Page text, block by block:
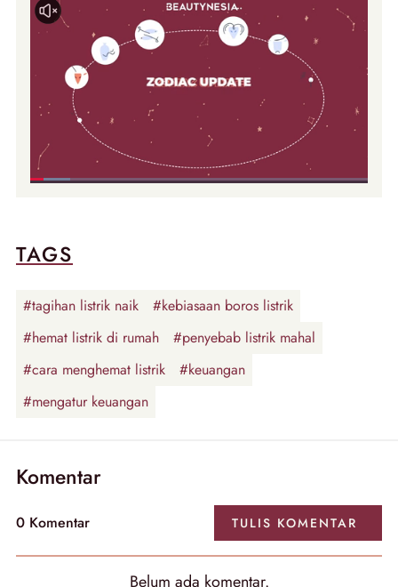
TAGS
#tagihan listrik naik
#kebiasaan boros listrik
#hemat listrik di rumah
#penyebab listrik mahal
#cara menghemat listrik
#keuangan
#mengatur keuangan
Komentar
0 Komentar TULIS KOMENTAR
Belum ada komentar.